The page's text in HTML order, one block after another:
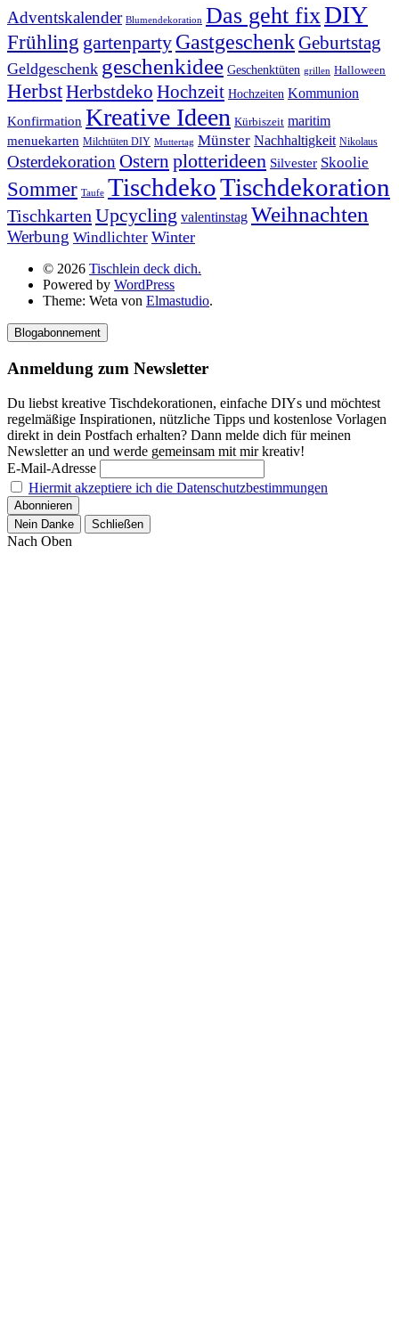
Adventskalender Blumendekoration Das geht fixDIY
Frühling gartenparty GastgeschenkGeburtstag
Geldgeschenk geschenkidee Geschenktüten grillen Halloween
HerbstHerbstdeko Hochzeit Hochzeiten Kommunion
Konfirmation Kreative Ideen Kürbiszeit maritim
menuekarten Milchtüten DIY Muttertag Münster Nachhaltigkeit Nikolaus
Osterdekoration Ostern plotterideen Silvester Skoolie
Sommer Taufe TischdekoTischdekoration
Tischkarten Upcycling valentinstag Weihnachten
Werbung Windlichter Winter
© 2026 Tischlein deck dich.
Powered by WordPress
Theme: Weta von Elmastudio.
Blogabonnement
Anmeldung zum Newsletter
Du liebst kreative Tischdekorationen, einfache DIYs und möchtest
regelmäßige Inspirationen, nützliche Tipps und kostenlose Vorlagen
direkt in dein Postfach erhalten? Dann melde dich für meinen
Newsletter an und werde gemeinsam mit mir kreativ!
E-Mail-Adresse
Hiermit akzeptiere ich die Datenschutzbestimmungen
Nein Danke Schließen
Nach Oben